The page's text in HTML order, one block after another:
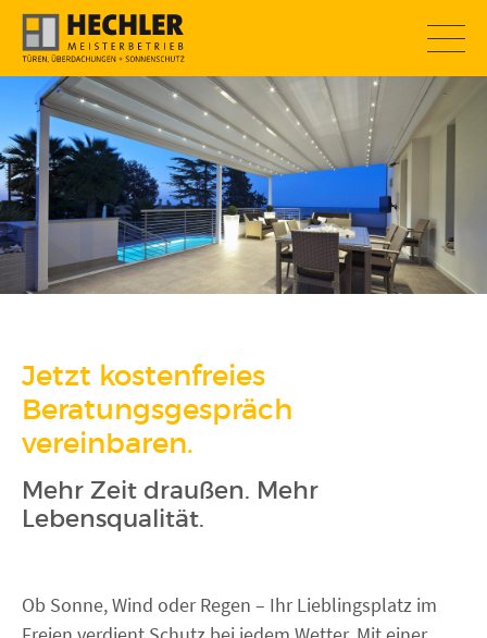
SOMMERAKTION
Jetzt kostenfreies
Beratungsgespräch
vereinbaren.
Mehr Zeit draußen. Mehr
Lebensqualität.
Ob Sonne, Wind oder Regen – Ihr Lieblingsplatz im